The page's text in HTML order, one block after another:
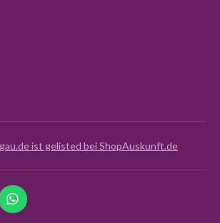
W
h